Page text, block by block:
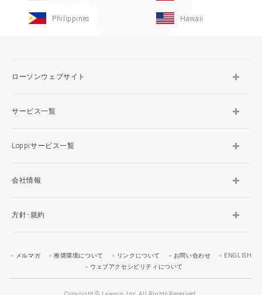
Philippines Hawaii
ローソンウェブサイト
サービス一覧
Loppiサービス一覧
会社情報
方針･規約
メルマガ 推奨環境について リンクについて お問い合わせ
ENGLISH
ウェブアクセシビリティについて